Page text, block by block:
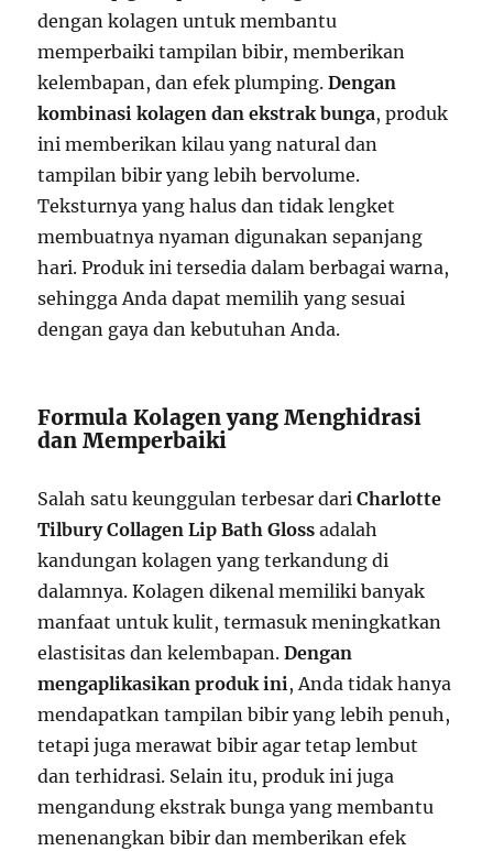
dengan kolagen untuk membantu
memperbaiki tampilan bibir, memberikan
kelembapan, dan efek plumping.Dengan
kombinasi kolagen dan ekstrak bunga, produk
ini memberikan kilau yang natural dan
tampilan bibir yang lebih bervolume.
Teksturnya yang halus dan tidak lengket
membuatnya nyaman digunakan sepanjang
hari. Produk ini tersedia dalam berbagai warna,
sehingga Anda dapat memilih yang sesuai
dengan gaya dan kebutuhan Anda.
Formula Kolagen yang Menghidrasi
dan Memperbaiki
Salah satu keunggulan terbesar dariCharlotte
Tilbury Collagen Lip Bath Gloss adalah
kandungan kolagen yang terkandung di
dalamnya. Kolagen dikenal memiliki banyak
manfaat untuk kulit, termasuk meningkatkan
elastisitas dan kelembapan.Dengan
mengaplikasikan produk ini, Anda tidak hanya
mendapatkan tampilan bibir yang lebih penuh,
tetapi juga merawat bibir agar tetap lembut
dan terhidrasi. Selain itu, produk ini juga
mengandung ekstrak bunga yang membantu
menenangkan bibir dan memberikan efek